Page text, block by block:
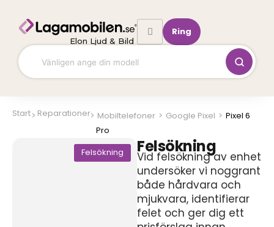
innehåll
Elon Ljud & Bild
Ring
Start Reparationer Mobiltelefoner > Google Pixel > Pixel 6
Pro
Felsökning
Felsökning
Vid felsökning av enhet
undersöker vi noggrant
både hårdvara och
mjukvara, identifierar
felet och ger dig ett